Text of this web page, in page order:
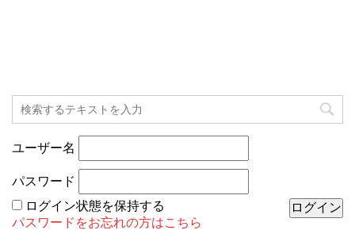
ユーザー名
パスワード
ログイン状態を保持する
パスワードをお忘れの方はこちら